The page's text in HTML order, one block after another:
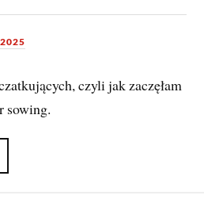
czyli jak zaczęłam
sowing.